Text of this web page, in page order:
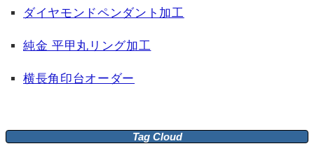
ダイヤモンドペンダント加工
純金 平甲丸リング加工
横長角印台オーダー
Tag Cloud